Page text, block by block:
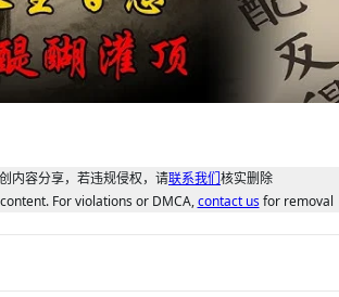
内容分享，若违规侵权，请联系我们核实删除
For violations or DMCA,contact usfor removal